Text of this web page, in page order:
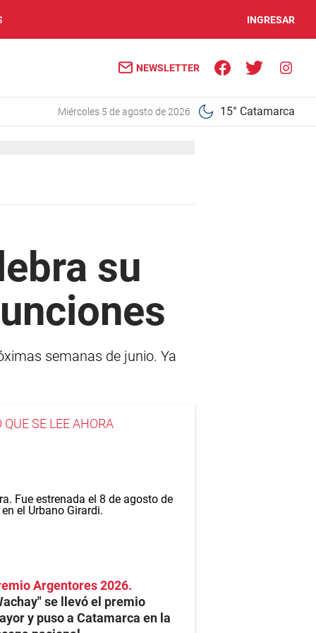
INGRESAR
NEWSLETTER
miércoles 5 de agosto de 2026 15° Catamarca
su
semanas de junio. Ya
QUE SE LEE AHORA
Argentores 2026
se llevó el premio
y puso a Catamarca en la